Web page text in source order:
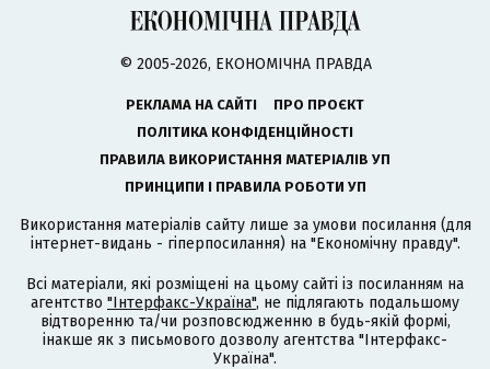
© 2005-2026, ЕКОНОМІЧНА ПРАВДА
РЕКЛАМА НА САЙТІ
ПРО ПРОЄКТ
ПОЛІТИКА КОНФІДЕНЦІЙНОСТІ
ПРАВИЛА ВИКОРИСТАННЯ МАТЕРІАЛІВ УП
ПРИНЦИПИ І ПРАВИЛА РОБОТИ УП
Використання матеріалів сайту лише за умови посилання (для
інтернет-видань - гіперпосилання) на "Економічну правду".
Всі матеріали, які розміщені на цьому сайті із посиланням на
агентство "Інтерфакс-Україна", не підлягають подальшому
відтворенню та/чи розповсюдженню в будь-якій формі,
інакше як з письмового дозволу агентства "Інтерфакс-
Україна".